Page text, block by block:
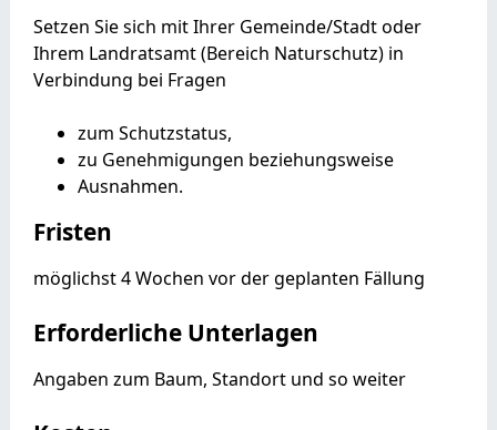
Setzen Sie sich mit Ihrer Gemeinde/Stadt oder
Ihrem Landratsamt (Bereich Naturschutz) in
Verbindung bei Fragen
zum Schutzstatus,
zu Genehmigungen beziehungsweise
Ausnahmen.
Fristen
möglichst 4 Wochen vor der geplanten Fällung
Erforderliche Unterlagen
Angaben zum Baum, Standort und so weiter